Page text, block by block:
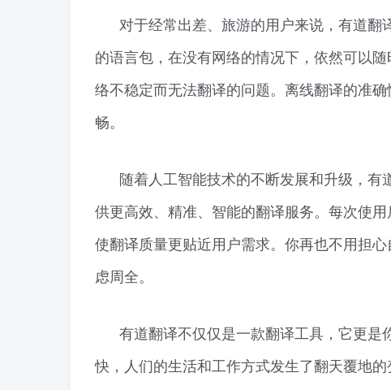
对于经常出差、旅游的用户来说，有道
的语言包，在没有网络的情况下，依然可以
络不稳定而无法翻译的问题。离线翻译的准
畅。
随着人工智能技术的不断发展和升级，
供更高效、精准、智能的翻译服务。每次使
使翻译质量更贴近用户需求。你再也不用担
虑周全。
有道翻译不仅仅是一款翻译工具，它更
快，人们的生活和工作方式发生了翻天覆地